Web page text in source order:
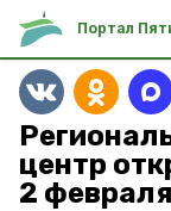
Портал
центр
2 февраля